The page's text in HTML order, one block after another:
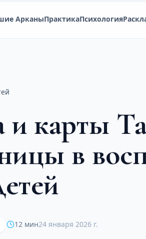
АрканыПрактикаПсихология
и карты
в
12 мин24 января 2026 г.